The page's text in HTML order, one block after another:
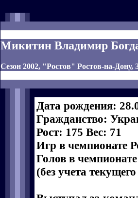
Микитин Владимир
Сезон 2002, "Ростов" Ростов-на-Дону,
Дата рождения:
Гражданство:
Рост: 175 Вес: 71
Игр в чемпионате
Голов в
(без учета